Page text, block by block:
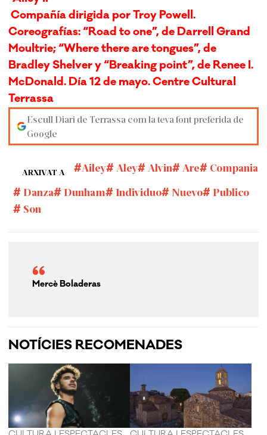
Compañía dirigida por Troy Powell.
Coreografías: “Road to one”, de Darrell Grand
Moultrie; “Where there are tongues”, de
Bradley Shelver y “Breaking point”, de Renee I.
McDonald. Día 12 de mayo. Centre Cultural
Terrassa
Escull Diari de Terrassa com la teva font preferida de
Google
ARXIVAT A Ailey Aley Alvin Are
Compania
Danza
Dunham Individuo Nuevo
Publico
Son
Mercè Boladeras
NOTÍCIES RECOMENADES